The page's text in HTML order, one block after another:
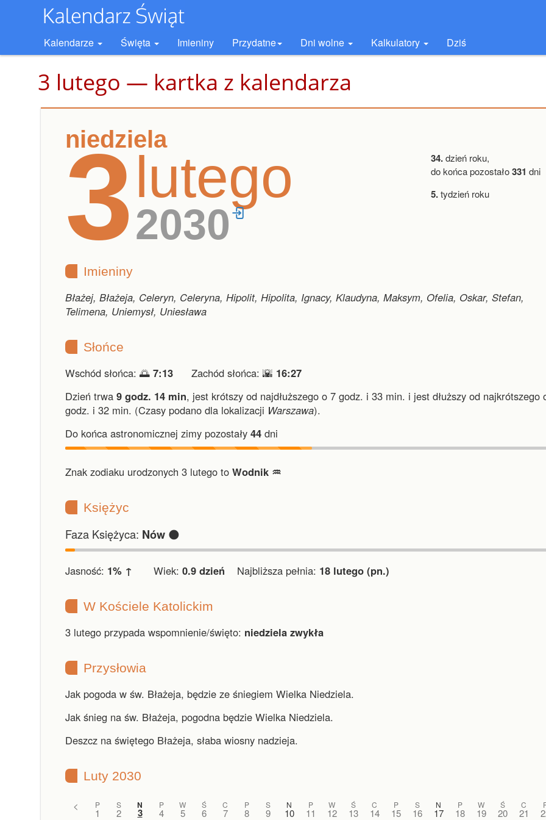
Kalendarze Święta Imieniny Przydatne Dni wolne Kalkulatory Dziś
3 lutego — kartka z kalendarza
niedziela
3lutego
2030
34.dzień roku,
do końca pozostało331 dni
5.tydzień roku
Imieniny
Błażej, Błażeja, Celeryn, Celeryna, Hipolit, Hipolita, Ignacy, Klaudyna, Maksym, Ofelia, Oskar, Stefan,
Telimena, Uniemysł, Uniesława
Słońce
Wschód słońca: 🌅 7:13 Zachód słońca: 🌇 16:27
Dzień trwa 9 godz. 14 min, jest krótszy od najdłuższego o 7 godz. i 33 min. i jest dłuższy od najkrótszego
godz. i 32 min. (Czasy podano dla lokalizacji Warszawa).
Do końca astronomicznej zimy pozostały 44 dni
Znak zodiaku urodzonych 3 lutego to Wodnik ♒︎
Księżyc
Faza Księżyca: Nów 🌑
Jasność: 1% ↑ Wiek: 0.9 dzień Najbliższa pełnia: 18 lutego (pn.)
W Kościele Katolickim
3 lutego przypada wspomnienie/święto: niedziela zwykła
Przysłowia
Jak pogoda w św. Błażeja, będzie ze śniegiem Wielka Niedziela.
Jak śnieg na św. Błażeja, pogodna będzie Wielka Niedziela.
Deszcz na świętego Błażeja, słaba wiosny nadzieja.
Luty 2030
< P
1
S
2
N
3
P
4
W
5
Ś
6
C
7
P
8
S
9
N
10
P
11
W
12
Ś
13
C
14
P
15
S
16
N
17
P
18
W
19
Ś
20
C
21